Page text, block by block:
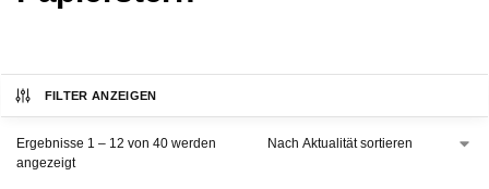
FILTER ANZEIGEN
Ergebnisse 1 – 12 von 40 werden
angezeigt